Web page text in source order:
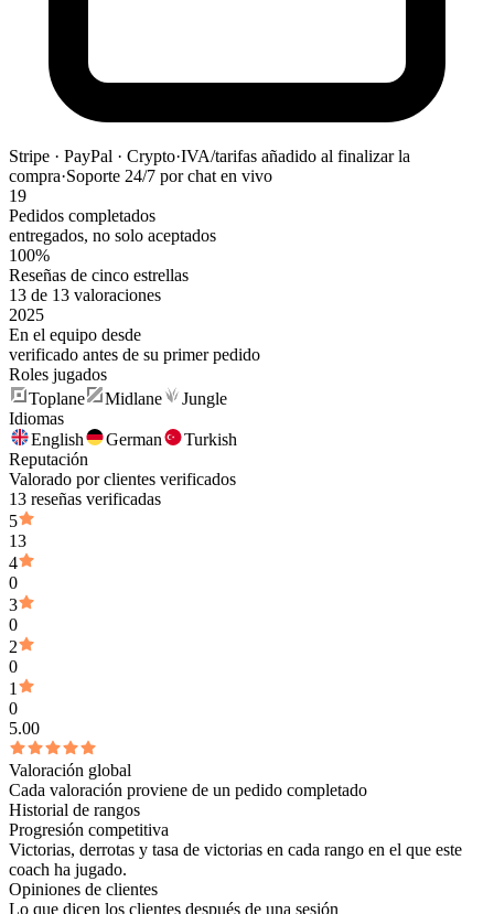
Stripe · PayPal · Crypto·IVA/tarifas añadido al finalizar la
compra·Soporte 24/7 por chat en vivo
19
Pedidos completados
entregados, no solo aceptados
100%
Reseñas de cinco estrellas
13 de 13 valoraciones
2025
En el equipo desde
verificado antes de su primer pedido
Roles jugados
Toplane
Midlane
Jungle
Idiomas
English
German
Turkish
Reputación
Valorado por clientes verificados
13 reseñas verificadas
5
13
4
0
3
0
2
0
1
0
5.00
Valoración global
Cada valoración proviene de un pedido completado
Historial de rangos
Progresión competitiva
Victorias, derrotas y tasa de victorias en cada rango en el que este
coach ha jugado.
Opiniones de clientes
Lo que dicen los clientes después de una sesión